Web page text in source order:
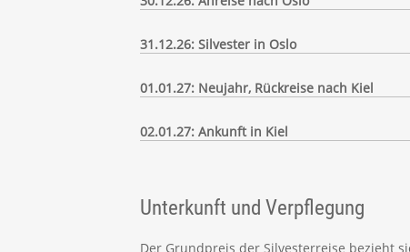
31.12.26: Silvester in Oslo
01.01.27: Neujahr, Rückreise nach Kiel
02.01.27: Ankunft in Kiel
Unterkunft und Verpflegung
Der Grundpreis der Silvesterreise bezieht